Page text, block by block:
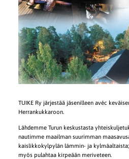
TUIKE Ry järjestää jäsenilleen avéc
Herrankukkaroon.
Lähdemme Turun keskustasta
nautimme maailman suurimman
kaislikkokylpylän lämmin- ja
myös pulahtaa kirpeään meriveteen.